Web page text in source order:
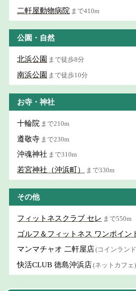
二軒屋動物病院 まで410m
公園・自然
北浜公園 まで徒歩8分
南浜公園 まで徒歩10分
お寺・神社
十輪院 まで210m
遵敬寺 まで230m
沖魂神社 まで310m
若宮神社（沖浜町） まで330m
その他
フィットネスクラブ セレ まで550m
ゴルフ＆フィットネス ワンポイン
マンマチャオ 二軒屋店(コインラン
快活CLUB 徳島沖浜店(ネットカフェ